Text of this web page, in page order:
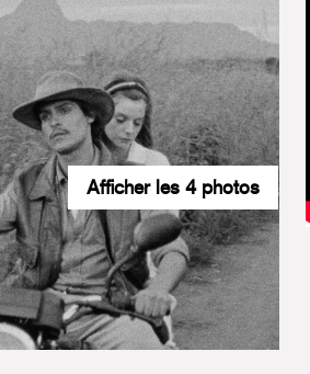
Afficher les 4 photos
Tabou